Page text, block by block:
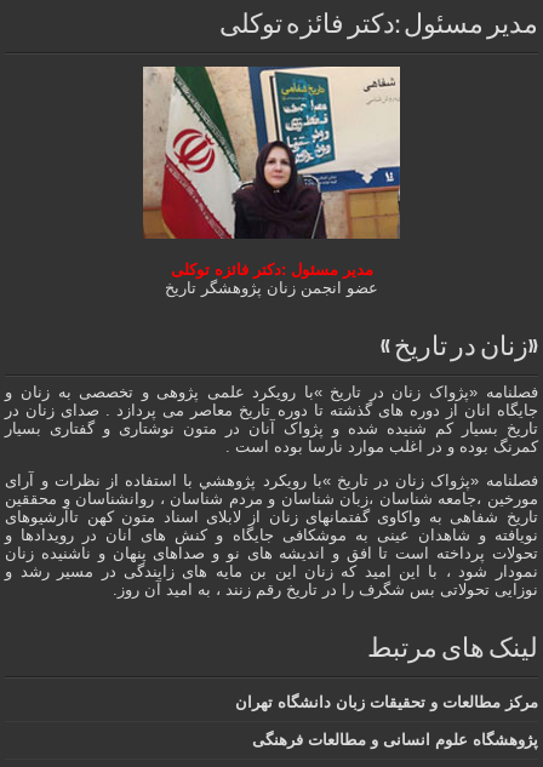
مدیر مسئول :دکتر فائزه توکلی
مدیر مسئول :دکتر فائزه توکلی
عضو انجمن زنان پژوهشگر تاریخ
«زنان در تاریخ »
فصلنامه «پژواک زنان در تاریخ »با رویکرد علمی پژوهى و تخصصی به زنان و
جایگاه انان از دوره هاى گذشته تا دوره تاریخ معاصر می پردازد . صدای زنان در
تاریخ بسیار کم شنیده شده و پژواک آنان در متون نوشتاری و گفتاری بسیار
کمرنگ بوده و در اغلب موارد نارسا بوده است .
فصلنامه «پژواک زنان در تاریخ »با رویکرد پژوهشي با استفاده از نظرات و آرای
مورخین ،جامعه شناسان ،زبان شناسان و مردم شناسان ، روانشناسان و محققین
تاریخ شفاهی به واکاوی گفتمانهاى زنان از لابلای اسناد متون کهن تاآرشیوهای
نویافته و شاهدان عينى به موشکافی جايگاه و كنش هاى انان در رویدادها و
تحولات پرداخته است تا افق و اندیشه های نو و صداهای پنهان و ناشنیده زنان
نمودار شود ، با این امید که زنان این بن مایه های زایندگی در مسير رشد و
نوزایی تحولاتی بس شگرف را در تاریخ رقم زنند ، به اميد آن روز.
لینک های مرتبط
مرکز مطالعات و تحقیقات زبان دانشگاه تهران
پژوهشگاه علوم انسانی و مطالعات فرهنگی